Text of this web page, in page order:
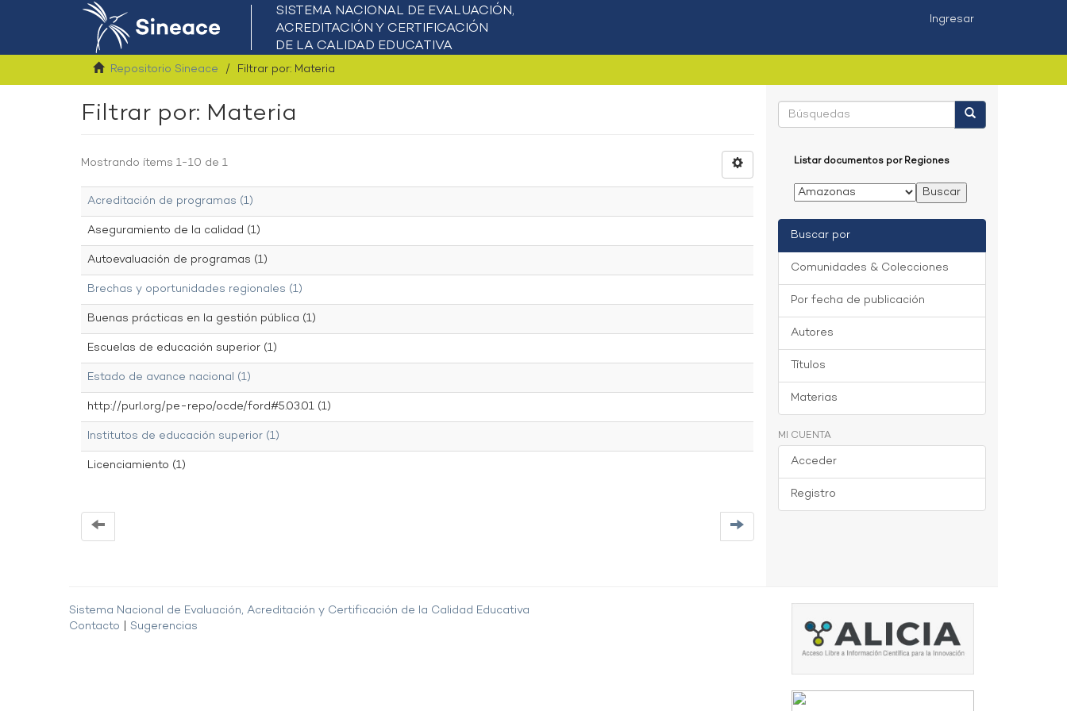
Ingresar
Repositorio Sineace Filtrar por: Materia
Filtrar por: Materia
Mostrando ítems 1-10 de 1
Acreditación de programas (1)
Aseguramiento de la calidad (1)
Autoevaluación de programas (1)
Brechas y oportunidades regionales (1)
Buenas prácticas en la gestión pública (1)
Escuelas de educación superior (1)
Estado de avance nacional (1)
http://purl.org/pe-repo/ocde/ford#5.03.01 (1)
Institutos de educación superior (1)
Licenciamiento (1)
Listar documentos por Regiones
Buscar por
Comunidades & Colecciones
Por fecha de publicación
Autores
Títulos
Materias
MI CUENTA
Acceder
Registro
Sistema Nacional de Evaluación, Acreditación y Certificación de la Calidad Educativa
Contacto
Sugerencias